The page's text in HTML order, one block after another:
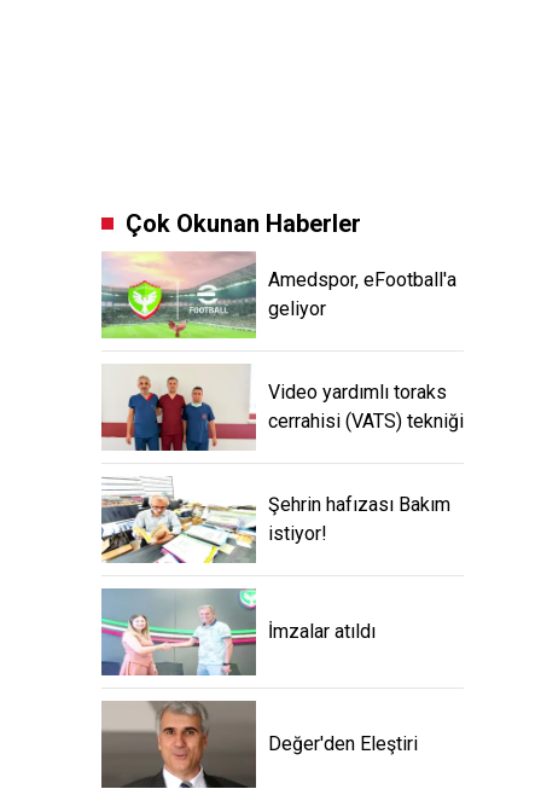
Çok Okunan Haberler
Amedspor, eFootball'a
geliyor
Video yardımlı toraks
cerrahisi (VATS) tekniği
Şehrin hafızası Bakım
istiyor!
İmzalar atıldı
Değer'den Eleştiri